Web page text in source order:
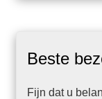
Beste
Fijn dat u